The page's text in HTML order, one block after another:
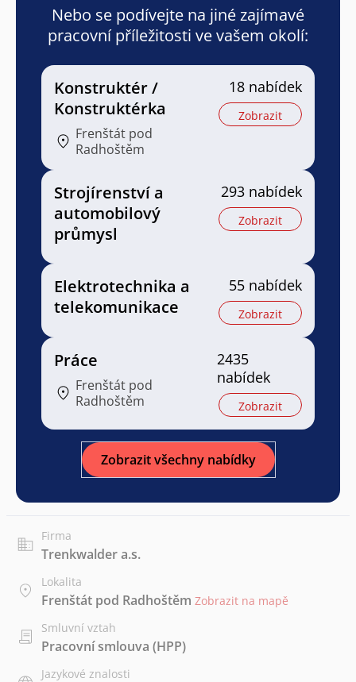
Nebo se podívejte na jiné zajímavé
pracovní příležitosti ve vašem okolí:
Konstruktér /
Konstruktérka
Frenštát pod
Radhoštěm
18 nabídek
Zobrazit
Strojírenství a
automobilový
průmysl
293 nabídek
Zobrazit
Elektrotechnika a
telekomunikace
55 nabídek
Zobrazit
Práce
Frenštát pod
Radhoštěm
2435
nabídek
Zobrazit
Zobrazit všechny nabídky
Firma
Trenkwalder a.s.
Lokalita
Frenštát pod Radhoštěm Zobrazit na mapě
Smluvní vztah
Pracovní smlouva (HPP)
Jazykové znalosti